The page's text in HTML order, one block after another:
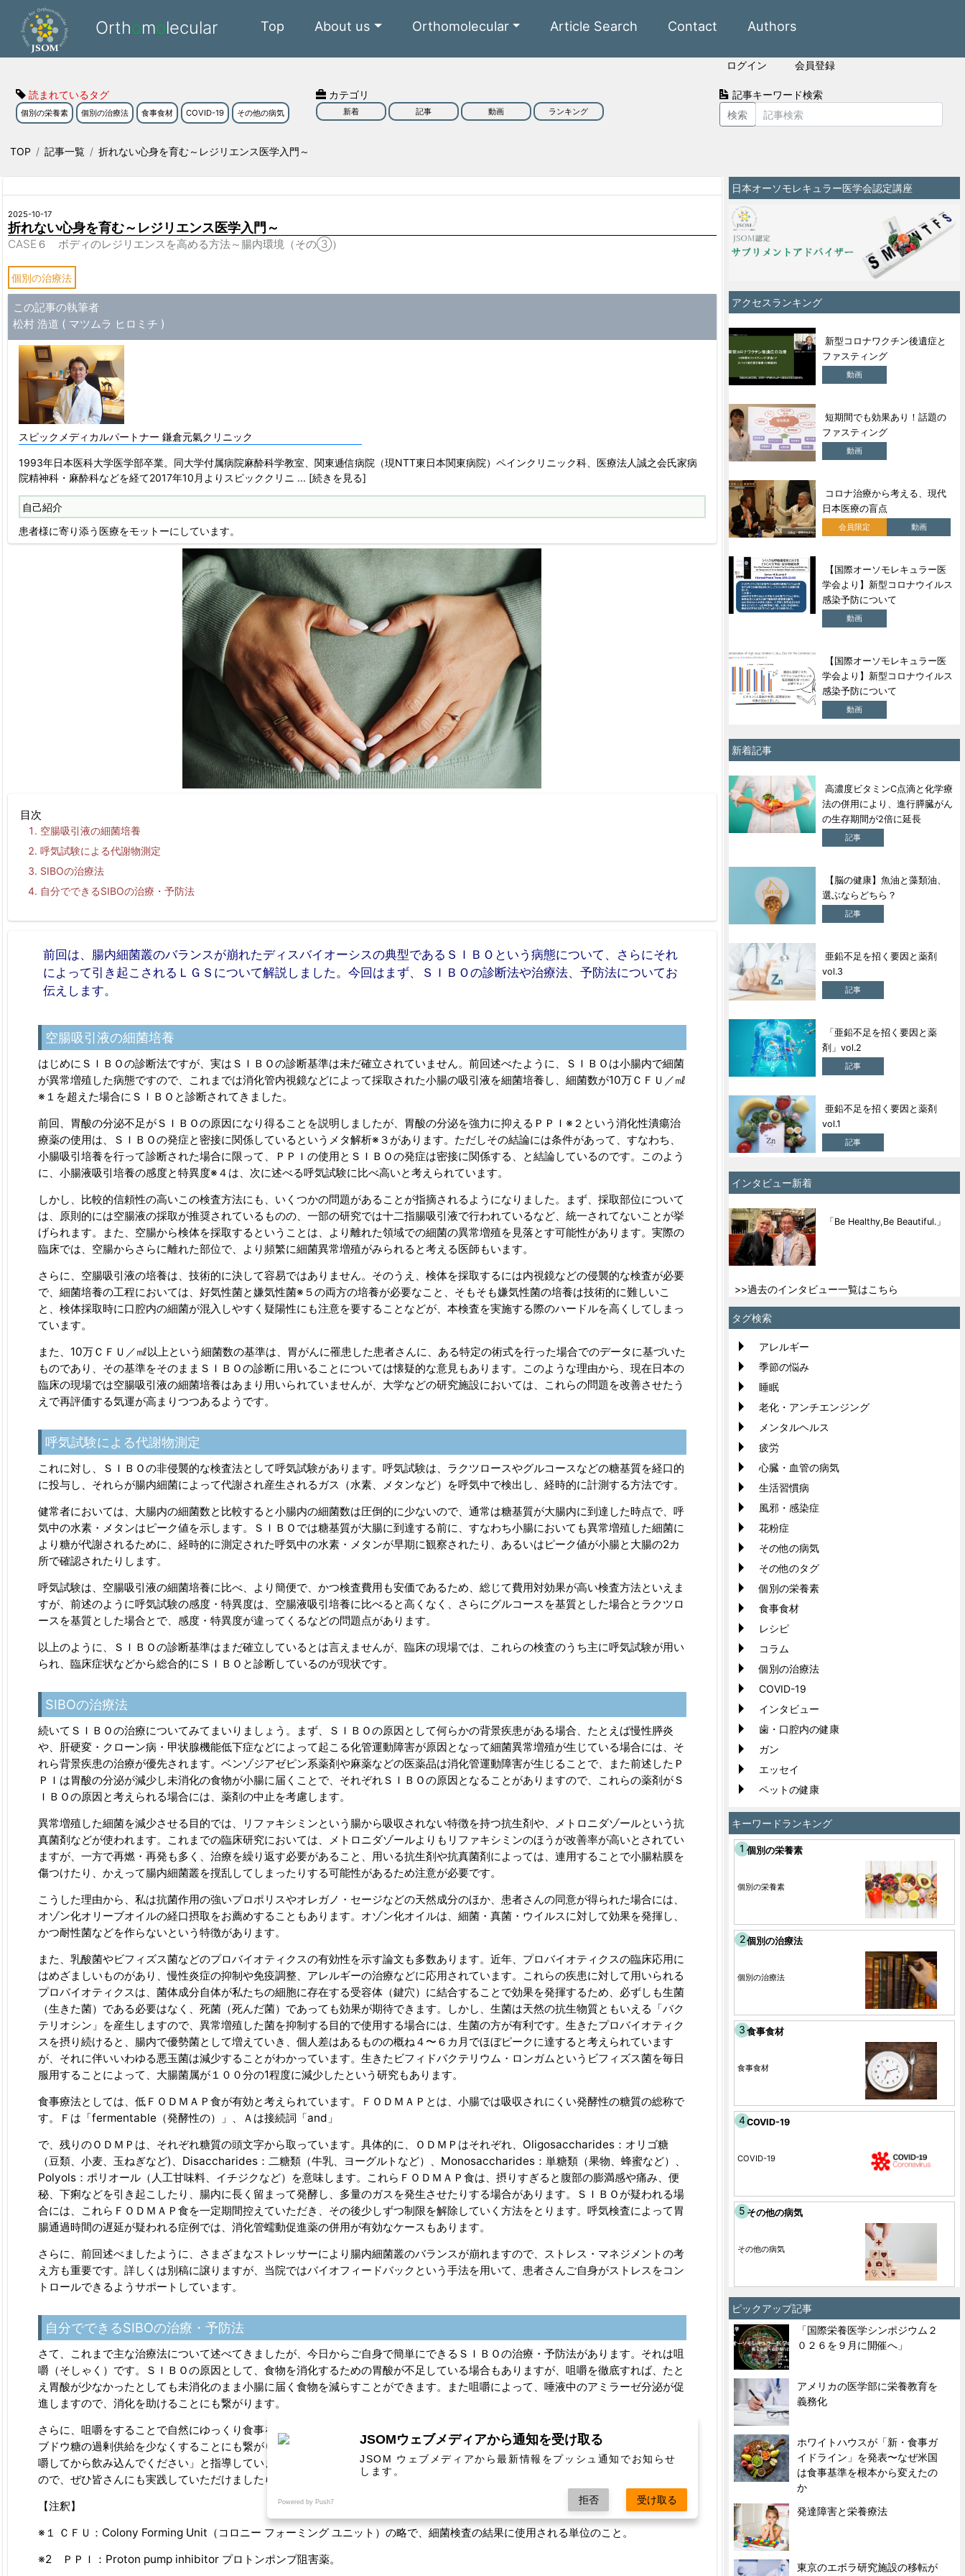
Orthomolecular Top About us Orthomolecular Article Search Contact Authors
ログイン 会員登録
読まれているタグ
個別の栄養素 個別の治療法 食事食材 COVID-19 その他の病気
カテゴリ
新着 記事 動画 ランキング
記事キーワード検索
検索
TOP 記事一覧 折れない心身を育む～レジリエンス医学入門～
2025-10-17
折れない心身を育む～レジリエンス医学入門～
CASE６ ボディのレジリエンスを高める方法～腸内環境（その③）
個別の治療法
この記事の執筆者
松村 浩道 ( マツムラ ヒロミチ )
スピックメディカルパートナー 鎌倉元氣クリニック
1993年日本医科大学医学部卒業。同大学付属病院麻酔科学教室、関東逓信病院（現NTT東日本関東病院）ペインクリニック科、医療法人誠之会氏家病
院精神科・麻酔科などを経て2017年10月よりスピッククリニ ... [続きを見る]
自己紹介
患者様に寄り添う医療をモットーにしています。
目次
空腸吸引液の細菌培養
呼気試験による代謝物測定
SIBOの治療法
自分でできるSIBOの治療・予防法
前回は、腸内細菌叢のバランスが崩れたディスバイオーシスの典型であるＳＩＢＯという病態について、さらにそれ
によって引き起こされるＬＧＳについて解説しました。今回はまず、ＳＩＢＯの診断法や治療法、予防法についてお
伝えします。
空腸吸引液の細菌培養
はじめにＳＩＢＯの診断法ですが、実はＳＩＢＯの診断基準は未だ確立されていません。前回述べたように、ＳＩＢＯは小腸内で細菌
が異常増殖した病態ですので、これまでは消化管内視鏡などによって採取された小腸の吸引液を細菌培養し、細菌数が10万ＣＦＵ／㎖
※１を超えた場合にＳＩＢＯと診断されてきました。
前回、胃酸の分泌不足がＳＩＢＯの原因になり得ることを説明しましたが、胃酸の分泌を強力に抑えるＰＰＩ※２という消化性潰瘍治
療薬の使用は、ＳＩＢＯの発症と密接に関係しているというメタ解析※３があります。ただしその結論には条件があって、すなわち、
小腸吸引培養を行って診断された場合に限って、ＰＰＩの使用とＳＩＢＯの発症は密接に関係する、と結論しているのです。このよう
に、小腸液吸引培養の感度と特異度※４は、次に述べる呼気試験に比べ高いと考えられています。
しかし、比較的信頼性の高いこの検査方法にも、いくつかの問題があることが指摘されるようになりました。まず、採取部位について
は、原則的には空腸液の採取が推奨されているものの、一部の研究では十二指腸吸引液で行われているなど、統一されてないことが挙
げられます。また、空腸から検体を採取するということは、より離れた領域での細菌の異常増殖を見落とす可能性があります。実際の
臨床では、空腸からさらに離れた部位で、より頻繁に細菌異常増殖がみられると考える医師もいます。
さらに、空腸吸引液の培養は、技術的に決して容易ではありません。そのうえ、検体を採取するには内視鏡などの侵襲的な検査が必要
で、細菌培養の工程においては、好気性菌と嫌気性菌※５の両方の培養が必要なこと、そもそも嫌気性菌の培養は技術的に難しいこ
と、検体採取時に口腔内の細菌が混入しやすく疑陽性にも注意を要することなどが、本検査を実施する際のハードルを高くしてしまっ
ています。
また、10万ＣＦＵ／㎖以上という細菌数の基準は、胃がんに罹患した患者さんに、ある特定の術式を行った場合でのデータに基づいた
ものであり、その基準をそのままＳＩＢＯの診断に用いることについては懐疑的な意見もあります。このような理由から、現在日本の
臨床の現場では空腸吸引液の細菌培養はあまり用いられていませんが、大学などの研究施設においては、これらの問題を改善させたう
えで再評価する気運が高まりつつあるようです。
呼気試験による代謝物測定
これに対し、ＳＩＢＯの非侵襲的な検査法として呼気試験があります。呼気試験は、ラクツロースやグルコースなどの糖基質を経口的
に投与し、それらが腸内細菌によって代謝され産生されるガス（水素、メタンなど）を呼気中で検出し、経時的に計測する方法です。
健常者においては、大腸内の細菌数と比較すると小腸内の細菌数は圧倒的に少ないので、通常は糖基質が大腸内に到達した時点で、呼
気中の水素・メタンはピーク値を示します。ＳＩＢＯでは糖基質が大腸に到達する前に、すなわち小腸においても異常増殖した細菌に
より糖が代謝されるために、経時的に測定された呼気中の水素・メタンが早期に観察されたり、あるいはピーク値が小腸と大腸の2カ
所で確認されたりします。
呼気試験は、空腸吸引液の細菌培養に比べ、より簡便で、かつ検査費用も安価であるため、総じて費用対効果が高い検査方法といえま
すが、前述のように呼気試験の感度・特異度は、空腸液吸引培養に比べると高くなく、さらにグルコースを基質とした場合とラクツロ
ースを基質とした場合とで、感度・特異度が違ってくるなどの問題点があります。
以上のように、ＳＩＢＯの診断基準はまだ確立しているとは言えませんが、臨床の現場では、これらの検査のうち主に呼気試験が用い
られ、臨床症状などから総合的にＳＩＢＯと診断しているのが現状です。
SIBOの治療法
続いてＳＩＢＯの治療についてみてまいりましょう。まず、ＳＩＢＯの原因として何らかの背景疾患がある場合、たとえば慢性膵炎
や、肝硬変・クローン病・甲状腺機能低下症などによって起こる化管運動障害が原因となって細菌異常増殖が生じている場合には、そ
れら背景疾患の治療が優先されます。ベンゾジアゼピン系薬剤や麻薬などの医薬品は消化管運動障害が生じることで、また前述したＰ
ＰＩは胃酸の分泌が減少し未消化の食物が小腸に届くことで、それぞれＳＩＢＯの原因となることがありますので、これらの薬剤がＳ
ＩＢＯの原因と考えられる場合には、薬剤の中止を考慮します。
異常増殖した細菌を減少させる目的では、リファキシミンという腸から吸収されない特徴を持つ抗生剤や、メトロニダゾールという抗
真菌剤などが使われます。これまでの臨床研究においては、メトロニダゾールよりもリファキシミンのほうが改善率が高いとされてい
ますが、一方で再燃・再発も多く、治療を繰り返す必要があること、用いる抗生剤や抗真菌剤によっては、連用することで小腸粘膜を
傷つけたり、かえって腸内細菌叢を撹乱してしまったりする可能性があるため注意が必要です。
こうした理由から、私は抗菌作用の強いプロポリスやオレガノ・セージなどの天然成分のほか、患者さんの同意が得られた場合には、
オゾン化オリーブオイルの経口摂取をお薦めすることもあります。オゾン化オイルは、細菌・真菌・ウイルスに対して効果を発揮し、
かつ耐性菌などを作らないという特徴があります。
また、乳酸菌やビフィズス菌などのプロバイオティクスの有効性を示す論文も多数あります。近年、プロバイオティクスの臨床応用に
はめざましいものがあり、慢性炎症の抑制や免疫調整、アレルギーの治療などに応用されています。これらの疾患に対して用いられる
プロバイオティクスは、菌体成分自体が私たちの細胞に存在する受容体（鍵穴）に結合することで効果を発揮するため、必ずしも生菌
（生きた菌）である必要はなく、死菌（死んだ菌）であっても効果が期待できます。しかし、生菌は天然の抗生物質ともいえる「バク
テリオシン」を産生しますので、異常増殖した菌を抑制する目的で使用する場合には、生菌の方が有利です。生きたプロバイオティク
スを摂り続けると、腸内で優勢菌として増えていき、個人差はあるものの概ね４〜６カ月でほぼピークに達すると考えられています
が、それに伴いいわゆる悪玉菌は減少することがわかっています。生きたビフィドバクテリウム・ロンガムというビフィズス菌を毎日
服用することによって、大腸菌属が１００分の1程度に減少したという研究もあります。
食事療法としては、低ＦＯＤＭＡＰ食が有効と考えられています。ＦＯＤＭＡＰとは、小腸では吸収されにくい発酵性の糖質の総称で
す。Ｆは「fermentable（発酵性の）」、Ａは接続詞「and」
で、残りのＯＤＭＰは、それぞれ糖質の頭文字から取っています。具体的に、ＯＤＭＰはそれぞれ、Oligosaccharides：オリゴ糖
（豆類、小麦、玉ねぎなど)、Disaccharides：二糖類（牛乳、ヨーグルトなど）、Monosaccharides：単糖類（果物、蜂蜜など）、
Polyols：ポリオール（人工甘味料、イチジクなど）を意味します。これらＦＯＤＭＡＰ食は、摂りすぎると腹部の膨満感や痛み、便
秘、下痢などを引き起こしたり、腸内に長く留まって発酵し、多量のガスを発生させたりする場合があります。ＳＩＢＯが疑われる場
合には、これらＦＯＤＭＡＰ食を一定期間控えていただき、その後少しずつ制限を解除していく方法をとります。呼気検査によって胃
腸通過時間の遅延が疑われる症例では、消化管蠕動促進薬の併用が有効なケースもあります。
さらに、前回述べましたように、さまざまなストレッサーにより腸内細菌叢のバランスが崩れますので、ストレス・マネジメントの考
え方も重要です。詳しくは別稿に譲りますが、当院ではバイオフィードバックという手法を用いて、患者さんご自身がストレスをコン
トロールできるようサポートしています。
自分でできるSIBOの治療・予防法
さて、これまで主な治療法について述べてきましたが、今日からご自身で簡単にできるＳＩＢＯの治療・予防法があります。それは咀
嚼（そしゃく）です。ＳＩＢＯの原因として、食物を消化するための胃酸が不足している場合もありますが、咀嚼を徹底すれば、たと
え胃酸が少なかったとしても未消化のまま小腸に届く食物を減らすことができます。また咀嚼によって、唾液中のアミラーゼ分泌が促
進しますので、消化を助けることにも繋がります。
さらに、咀嚼をすることで自然にゆっくり食事をすることになりますので、急激な血糖の上昇を抑えることで、がんの好物ともいえる
ブドウ糖の過剰供給を少なくすることにも繋がります。私は患者さんに、「１度食べものを口に入れたら噛むところがなくなるまで咀
嚼してから飲み込んでください」と指導しています。とても簡単な習慣ですが、これだけで体調が良くなる方も大勢いらっしゃいます
ので、ぜひ皆さんにも実践していただけましたら幸いです。
【注釈】
※１ ＣＦＵ：Colony Forming Unit（コロニー フォーミング ユニット）の略で、細菌検査の結果に使用される単位のこと。
※2 ＰＰＩ：Proton pump inhibitor プロトンポンプ阻害薬。
日本オーソモレキュラー医学会認定講座
アクセスランキング
新型コロナワクチン後遺症と
ファスティング
動画
短期間でも効果あり！話題の
ファスティング
動画
コロナ治療から考える、現代
日本医療の盲点
会員限定 動画
【国際オーソモレキュラー医
学会より】新型コロナウイルス
感染予防について
動画
【国際オーソモレキュラー医
学会より】新型コロナウイルス
感染予防について
動画
新着記事
高濃度ビタミンC点滴と化学療
法の併用により、進行膵臓がん
の生存期間が2倍に延長
記事
【脳の健康】魚油と藻類油、
選ぶならどちら？
記事
亜鉛不足を招く要因と薬剤
vol.3
記事
「亜鉛不足を招く要因と薬
剤」vol.2
記事
亜鉛不足を招く要因と薬剤
vol.1
記事
インタビュー新着
「Be Healthy,Be Beautiful.」
>>過去のインタビュー一覧はこちら
タグ検索
アレルギー
季節の悩み
睡眠
老化・アンチエンジング
メンタルヘルス
疲労
心臓・血管の病気
生活習慣病
風邪・感染症
花粉症
その他の病気
その他のタグ
個別の栄養素
食事食材
レシピ
コラム
個別の治療法
COVID-19
インタビュー
歯・口腔内の健康
ガン
エッセイ
ペットの健康
キーワードランキング
個別の栄養素
個別の栄養素
個別の治療法
個別の治療法
食事食材
食事食材
COVID-19
COVID-19
その他の病気
その他の病気
ピックアップ記事
「国際栄養医学シンポジウム２
０２６を９月に開催へ」
アメリカの医学部に栄養教育を
義務化
ホワイトハウスが「新・食事ガ
イドライン」を発表〜なぜ米国
は食事基準を根本から変えたの
か
発達障害と栄養療法
東京のエボラ研究施設の移転が
JSOMウェブメディアから通知を受け取る
JSOM ウェブメディアから最新情報をプッシュ通知でお知らせ
します。
Powered by Push7 拒否 受け取る